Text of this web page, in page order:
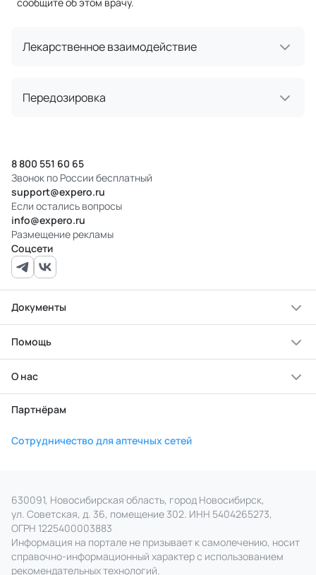
Лекарственное взаимодействие
Передозировка
8 800 551 60 65
Звонок по России бесплатный
support@expero.ru
Если остались вопросы
info@expero.ru
Размещение рекламы
Соцсети
Документы
Помощь
О нас
Партнёрам
Сотрудничество для аптечных сетей
630091, Новосибирская область, город Новосибирск,
ул. Советская, д. 36, помещение 302. ИНН 5404265273,
ОГРН 1225400003883
Информация на портале не призывает к самолечению, носит
справочно‑информационный характер с использованием
рекомендательных технологий.